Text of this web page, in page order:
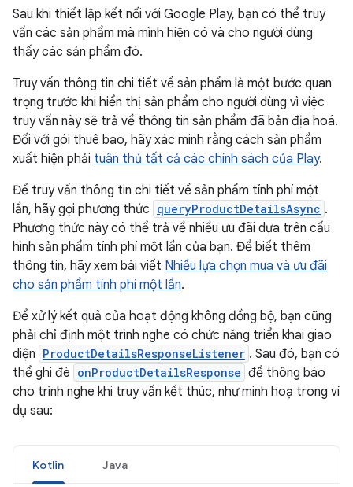
Sau khi thiết lập kết nối với Google Play, bạn có thể truy
vấn các sản phẩm mà mình hiện có và cho người dùng
thấy các sản phẩm đó.
Truy vấn thông tin chi tiết về sản phẩm là một bước quan
trọng trước khi hiển thị sản phẩm cho người dùng vì việc
truy vấn này sẽ trả về thông tin sản phẩm đã bản địa hoá.
Đối với gói thuê bao, hãy xác minh rằng cách sản phẩm
xuất hiện phải tuân thủ tất cả các chính sách của Play.
Để truy vấn thông tin chi tiết về sản phẩm tính phí một
lần, hãy gọi phương thức queryProductDetailsAsync .
Phương thức này có thể trả về nhiều ưu đãi dựa trên cấu
hình sản phẩm tính phí một lần của bạn. Để biết thêm
thông tin, hãy xem bài viết Nhiều lựa chọn mua và ưu đãi
cho sản phẩm tính phí một lần.
Để xử lý kết quả của hoạt động không đồng bộ, bạn cũng
phải chỉ định một trình nghe có chức năng triển khai giao
diện ProductDetailsResponseListener . Sau đó, bạn có
thể ghi đè onProductDetailsResponse để thông báo
cho trình nghe khi truy vấn kết thúc, như minh hoạ trong ví
dụ sau:
Kotlin Java